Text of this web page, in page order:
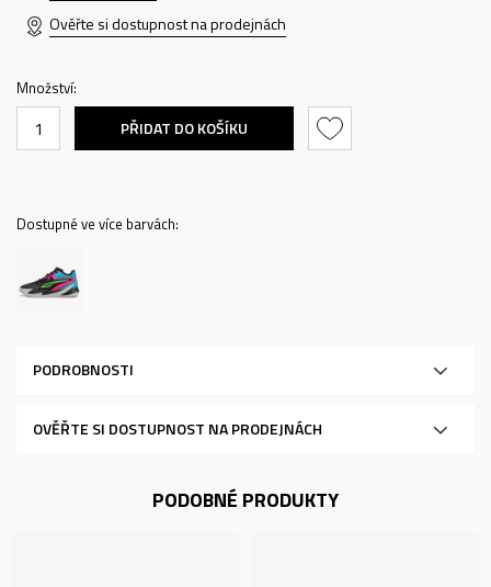
Ověřte si dostupnost na prodejnách
Množství:
PŘIDAT DO KOŠÍKU
Dostupné ve více barvách:
PODROBNOSTI
OVĚŘTE SI DOSTUPNOST NA PRODEJNÁCH
PODOBNÉ PRODUKTY